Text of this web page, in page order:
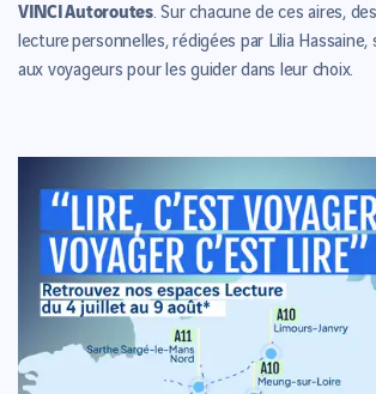
VINCI Autoroutes. Sur chacune de ces aires,
lecture personnelles, rédigées par Lilia
aux voyageurs pour les guider dans leur choix.